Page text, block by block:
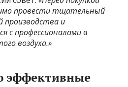
провести тщательный
производства и
с профессионалами в
воздуха.»
эффективные